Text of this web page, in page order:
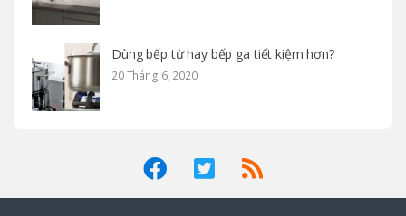
Dùng bếp từ hay bếp ga tiết kiệm hơn?
20 Tháng 6, 2020